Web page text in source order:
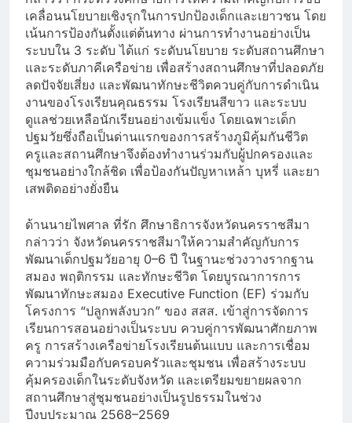
เคลื่อนนโยบายเชิงรุกในการปกป้องเด็กและเยาวชน โดย
เน้นการป้องกันตั้งแต่ต้นทาง ผ่านการทำงานอย่างเป็น
ระบบใน 3 ระดับ ได้แก่ ระดับนโยบาย ระดับสถานศึกษา
และระดับภาคีเครือข่าย เพื่อสร้างสถานศึกษาที่ปลอดภัย
ลดปัจจัยเสี่ยง และพัฒนาทักษะชีวิตควบคู่กับการดำเนิน
งานของโรงเรียนคุณธรรม โรงเรียนสีขาว และระบบ
ดูแลช่วยเหลือนักเรียนอย่างเข้มแข็ง โดยเฉพาะเด็ก
ปฐมวัยซึ่งถือเป็นด่านแรกของการสร้างภูมิคุ้มกันชีวิต
ครูและสถานศึกษาจึงต้องทำงานร่วมกับผู้ปกครองและ
ชุมชนอย่างใกล้ชิด เพื่อป้องกันปัญหาเหล้า บุหรี่ และยา
เสพติดอย่างยั่งยืน
ด้านนายไพศาล ที่รัก ศึกษาธิการจังหวัดนครราชสีมา
กล่าวว่า จังหวัดนครราชสีมาให้ความสำคัญกับการ
พัฒนาเด็กปฐมวัยอายุ 0–6 ปี ในฐานะช่วงวางรากฐาน
สมอง พฤติกรรม และทักษะชีวิต โดยบูรณาการการ
พัฒนาทักษะสมอง Executive Function (EF) ร่วมกับ
โครงการ “ปลูกพลังบวก” ของ สสส. เข้าสู่การจัดการ
เรียนการสอนอย่างเป็นระบบ ควบคู่การพัฒนาศักยภาพ
ครู การสร้างเครือข่ายโรงเรียนต้นแบบ และการเชื่อม
ความร่วมมือกับครอบครัวและชุมชน เพื่อสร้างระบบ
คุ้มครองเด็กในระดับจังหวัด และเตรียมขยายผลจาก
สถานศึกษาสู่ชุมชนอย่างเป็นรูปธรรมในช่วง
ปีงบประมาณ 2568–2569